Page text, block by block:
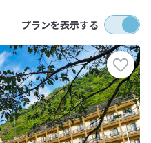
プランを表示する